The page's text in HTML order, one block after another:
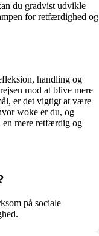
du gradvist udvikle
for retfærdighed og
handling og
mod at blive mere
er det vigtigt at være
woke er du, og
en mere retfærdig og
på sociale